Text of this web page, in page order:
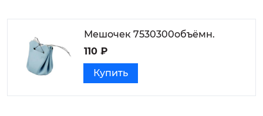
Мешочек 7530300объёмн.
110 ₽
Купить